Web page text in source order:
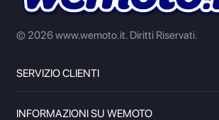
© 2026 www.wemoto.it. Diritti Riservati.
SERVIZIO CLIENTI
INFORMAZIONI SU WEMOTO